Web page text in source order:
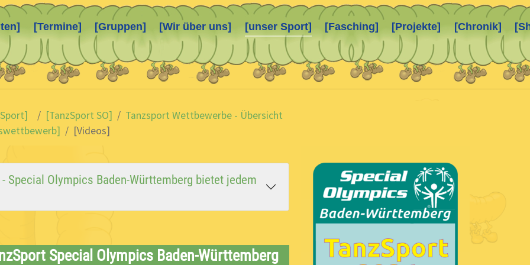
[Termine] [Gruppen] [Wir über uns] [unser Sport] [Fasching] [Projekte] [Chronik]
[TanzSport SO]
Tanzsport Wettbewerbe - Übersicht
[Videos]
Special Olympics Baden-Württemberg bietet jedem
Special Olympics Baden-Württemberg